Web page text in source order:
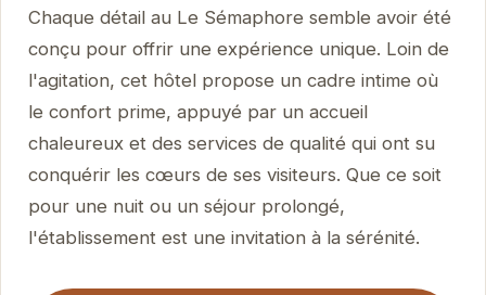
Chaque détail au Le Sémaphore semble avoir été
conçu pour offrir une expérience unique. Loin de
l'agitation, cet hôtel propose un cadre intime où
le confort prime, appuyé par un accueil
chaleureux et des services de qualité qui ont su
conquérir les cœurs de ses visiteurs. Que ce soit
pour une nuit ou un séjour prolongé,
l'établissement est une invitation à la sérénité.